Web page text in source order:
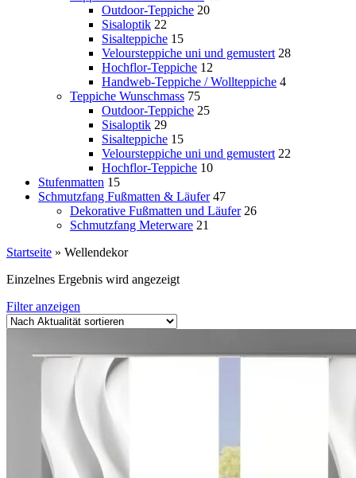
Outdoor-Teppiche 20
Sisaloptik 22
Sisalteppiche 15
Veloursteppiche uni und gemustert 28
Hochflor-Teppiche 12
Handweb-Teppiche / Wollteppiche 4
Teppiche Wunschmass 75
Outdoor-Teppiche 25
Sisaloptik 29
Sisalteppiche 15
Veloursteppiche uni und gemustert 22
Hochflor-Teppiche 10
Stufenmatten 15
Schmutzfang Fußmatten & Läufer 47
Dekorative Fußmatten und Läufer 26
Schmutzfang Meterware 21
Startseite » Wellendekor
Einzelnes Ergebnis wird angezeigt
Filter anzeigen